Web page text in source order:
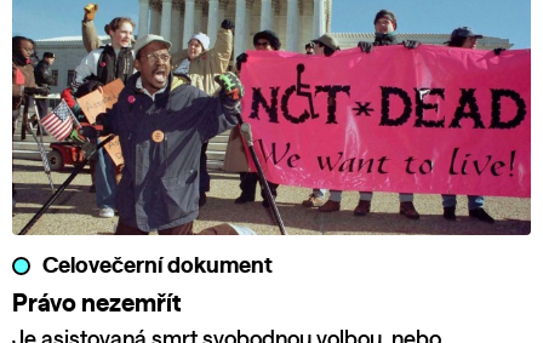
Celovečerní dokument
Právo nezemřít